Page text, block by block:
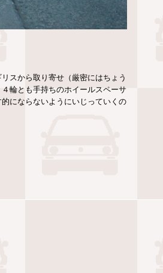
スから取り寄せ（厳密にはちょう
輪とも手持ちのホイールスペーサ
にならないようにいじっていくの